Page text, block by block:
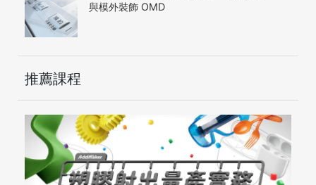
與模外裝飾 OMD
推薦課程